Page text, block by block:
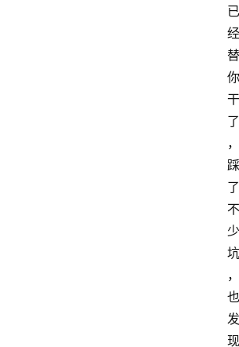
已
经
替
你
干
了
，
踩
了
不
少
坑
，
也
发
现